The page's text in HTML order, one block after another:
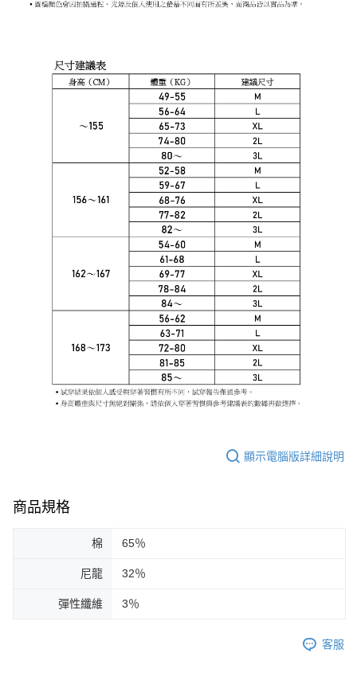
顯示電腦版詳細說明
商品規格
棉 65％
尼龍 32％
彈性纖維 3％
客服